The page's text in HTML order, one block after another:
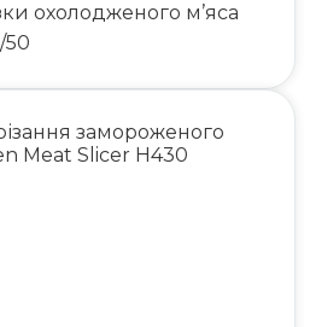
охолодженого м’яса
50